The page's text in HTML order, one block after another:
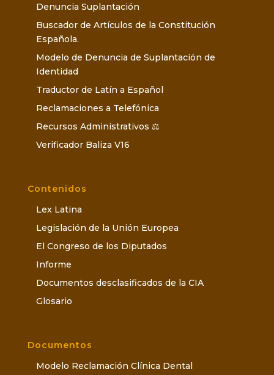
Denuncia Suplantación
Buscador de Artículos de la Constitución
Española.
Modelo de Denuncia de Suplantación de
Identidad
Traductor de Latín a Español
Reclamaciones a Telefónica
Recursos Administrativos ⚖️
Verificador Baliza V16
Contenidos
Lex Latina
Legislación de la Unión Europea
El Congreso de los Diputados
Informe
Documentos desclasificados de la CIA
Glosario
Documentos
Modelo Reclamación Clínica Dental